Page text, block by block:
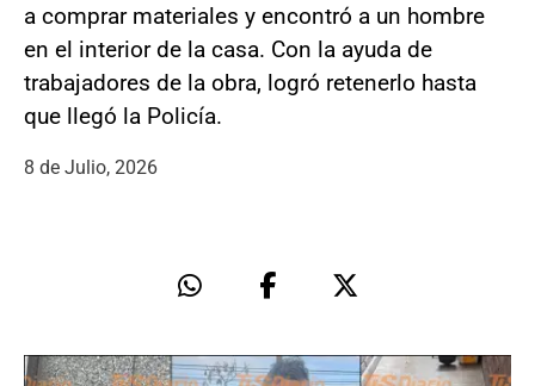
a comprar materiales y encontró a un hombre
en el interior de la casa. Con la ayuda de
trabajadores de la obra, logró retenerlo hasta
que llegó la Policía.
8 de Julio, 2026